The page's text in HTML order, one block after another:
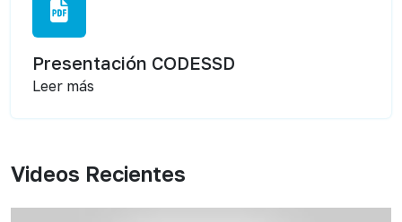
Presentación CODESSD
Leer más
Videos Recientes